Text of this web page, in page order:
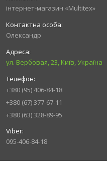
інтернет-магазин «Multitex»
Олександр
ул. Вербовая, 23, Київ, Україна
+380 (95) 406-84-18
+380 (67) 377-67-11
+380 (63) 328-89-95
095-406-84-18